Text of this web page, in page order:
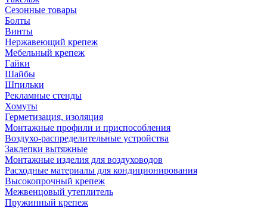
Сезонные товары
Болты
Винты
Нержавеющий крепеж
Мебельный крепеж
Гайки
Шайбы
Шпильки
Рекламные стенды
Хомуты
Герметизация, изоляция
Монтажные профили и приспособления
Воздухо-распределительные устройства
Заклепки вытяжные
Монтажные изделия для воздуховодов
Расходные материалы для кондиционирования
Высокопрочный крепеж
Межвенцовый утеплитель
Пружинный крепеж